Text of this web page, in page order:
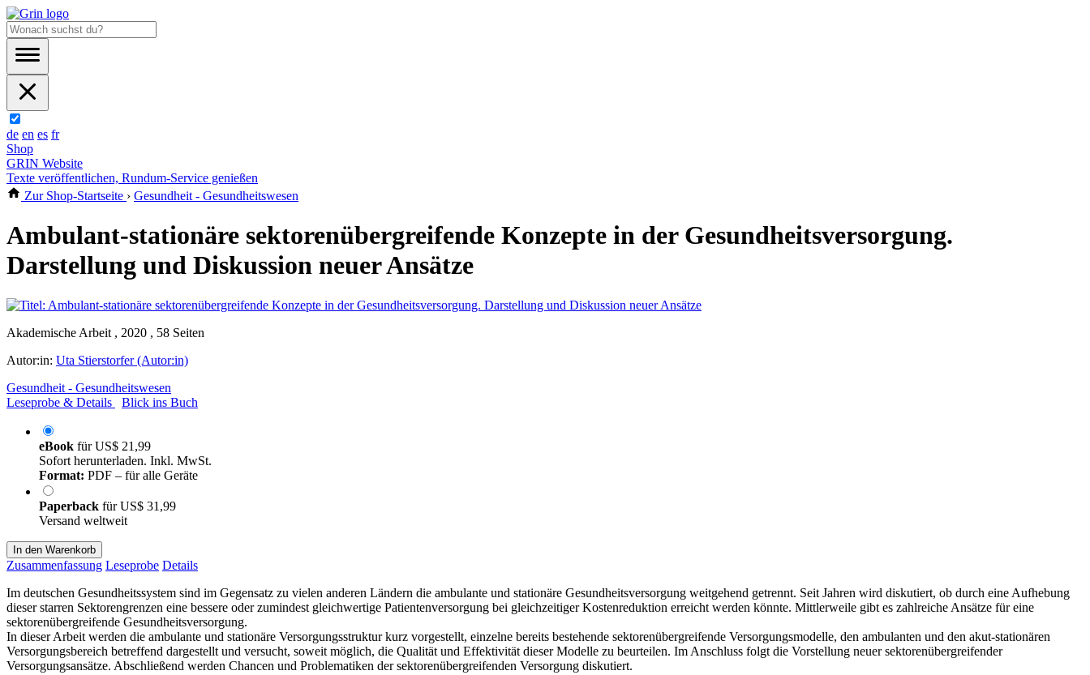
de en es fr
Shop
GRIN Website
Texte veröffentlichen, Rundum-Service genießen
Zur Shop-Startseite › Gesundheit - Gesundheitswesen
Ambulant-stationäre sektorenübergreifende Konzepte in der Gesundheitsversorgung.
Darstellung und Diskussion neuer Ansätze
Akademische Arbeit , 2020 , 58 Seiten
Autor:in: Uta Stierstorfer (Autor:in)
Gesundheit - Gesundheitswesen
Leseprobe & Details
Blick ins Buch
eBook fürUS$ 21,99
Sofort herunterladen. Inkl. MwSt.
Format: PDF – für alle Geräte
Paperback fürUS$ 31,99
Versand weltweit
In den Warenkorb
Zusammenfassung Leseprobe Details
Im deutschen Gesundheitssystem sind im Gegensatz zu vielen anderen Ländern die ambulante und stationäre Gesundheitsversorgung weitgehend getrennt. Seit Jahren wird diskutiert, ob durch eine Aufhebung
dieser starren Sektorengrenzen eine bessere oder zumindest gleichwertige Patientenversorgung bei gleichzeitiger Kostenreduktion erreicht werden könnte. Mittlerweile gibt es zahlreiche Ansätze für eine
sektorenübergreifende Gesundheitsversorgung.
In dieser Arbeit werden die ambulante und stationäre Versorgungsstruktur kurz vorgestellt, einzelne bereits bestehende sektorenübergreifende Versorgungsmodelle, den ambulanten und den akut-stationären
Versorgungsbereich betreffend dargestellt und versucht, soweit möglich, die Qualität und Effektivität dieser Modelle zu beurteilen. Im Anschluss folgt die Vorstellung neuer sektorenübergreifender
Versorgungsansätze. Abschließend werden Chancen und Problematiken der sektorenübergreifenden Versorgung diskutiert.